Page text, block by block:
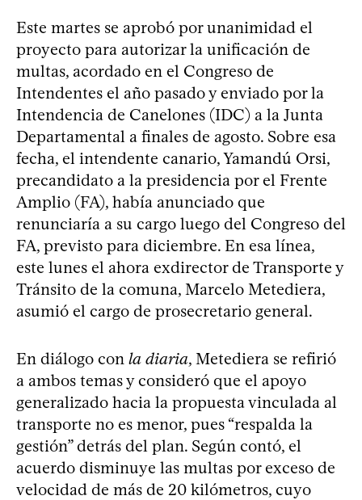
Este martes se aprobó por unanimidad el
proyecto para autorizar la unificación de
multas, acordado en el Congreso de
Intendentes el año pasado y enviado por la
Intendencia de Canelones (IDC) a la Junta
Departamental a finales de agosto. Sobre esa
fecha, el intendente canario, Yamandú Orsi,
precandidato a la presidencia por el Frente
Amplio (FA), había anunciado que
renunciaría a su cargo luego del Congreso del
FA, previsto para diciembre. En esa línea,
este lunes el ahora exdirector de Transporte y
Tránsito de la comuna, Marcelo Metediera,
asumió el cargo de prosecretario general.
En diálogo con la diaria, Metediera se refirió
a ambos temas y consideró que el apoyo
generalizado hacia la propuesta vinculada al
transporte no es menor, pues “respalda la
gestión” detrás del plan. Según contó, el
acuerdo disminuye las multas por exceso de
velocidad de más de 20 kilómetros, cuyo